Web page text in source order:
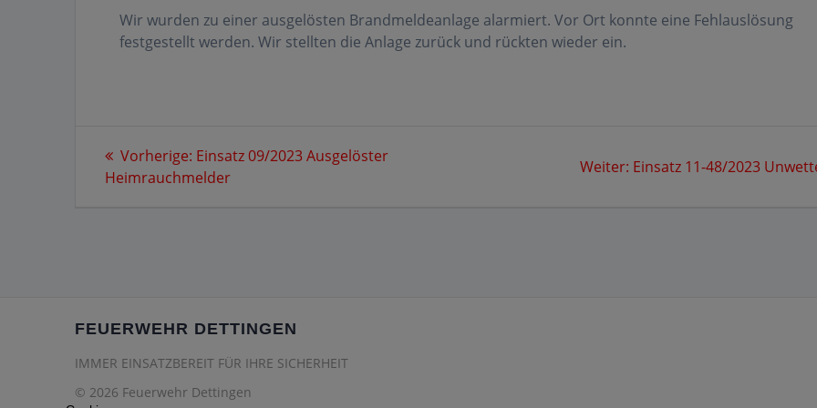
Wir wurden zu einer ausgelösten Brandmeldeanlage alarmiert. Vor Ort konnte eine Fehlauslösung
festgestellt werden. Wir stellten die Anlage zurück und rückten wieder ein.
Beitragsnavigation
Vorherige: Vorheriger
Beitrag:
Einsatz 09/2023 Ausgelöster
Heimrauchmelder
Weiter: Nächster
Einsatz 11-48/2023
FEUERWEHR DETTINGEN
IMMER EINSATZBEREIT FÜR IHRE SICHERHEIT
© 2026 Feuerwehr Dettingen